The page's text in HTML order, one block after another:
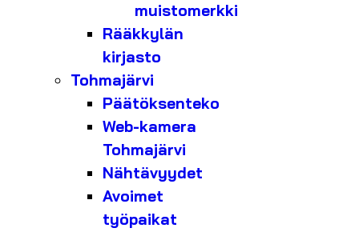
muistomerkki
Rääkkylän
kirjasto
Tohmajärvi
Päätöksenteko
Web-kamera
Tohmajärvi
Nähtävyydet
Avoimet
työpaikat